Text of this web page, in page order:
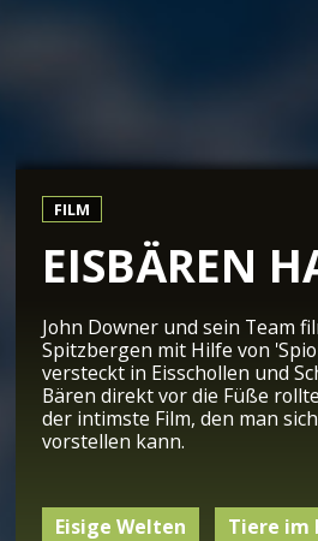
FILM
EISBÄREN
John Downer und sein Team
Spitzbergen mit Hilfe von
versteckt in Eisschollen und
Bären direkt vor die Füße
der intimste Film, den man
vorstellen kann.
Eisige Welten Tiere im